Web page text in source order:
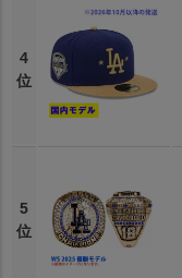
4
位
5
位